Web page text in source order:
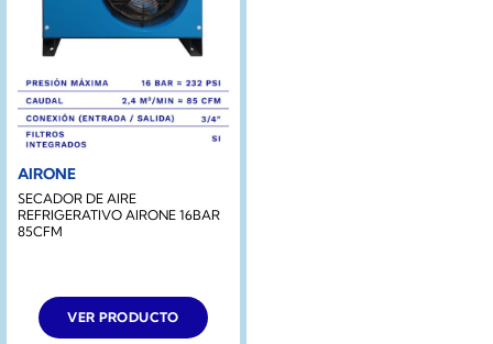
AIRONE
SECADOR DE AIRE
REFRIGERATIVO AIRONE 16BAR
85CFM
VER PRODUCTO